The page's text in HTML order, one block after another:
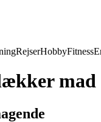
RejserHobbyFitness